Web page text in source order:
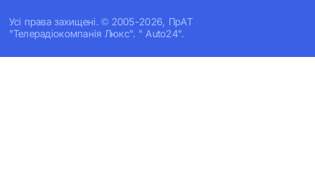
Усi права захищенi. © 2005-2026, ПрАТ
"Телерадіокомпанія Люкс". " Auto24".